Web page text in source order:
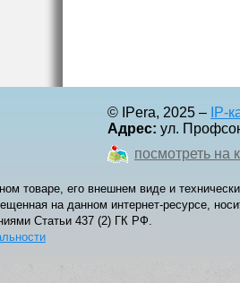
© IPera, 2025 – IP-
Адрес: ул.
посмотреть на
товаре, его внешнем виде и
на данном интернет-ресурсе,
Статьи 437 (2) ГК РФ.